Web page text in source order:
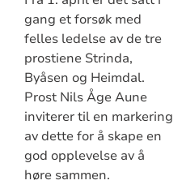
gang et forsøk med
felles ledelse av de tre
prostiene Strinda,
Byåsen og Heimdal.
Prost Nils Åge Aune
inviterer til en markering
av dette for å skape en
god opplevelse av å
høre sammen.